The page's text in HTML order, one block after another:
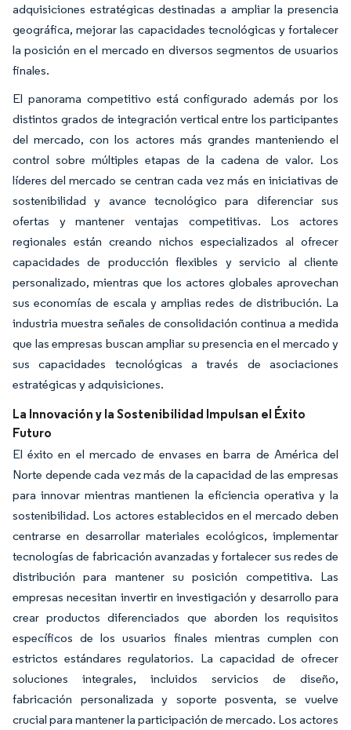
adquisiciones estratégicas destinadas a ampliar la presencia
geográfica, mejorar las capacidades tecnológicas y fortalecer
la posición en el mercado en diversos segmentos de usuarios
finales.
El panorama competitivo está configurado además por los
distintos grados de integración vertical entre los participantes
del mercado, con los actores más grandes manteniendo el
control sobre múltiples etapas de la cadena de valor. Los
líderes del mercado se centran cada vez más en iniciativas de
sostenibilidad y avance tecnológico para diferenciar sus
ofertas y mantener ventajas competitivas. Los actores
regionales están creando nichos especializados al ofrecer
capacidades de producción flexibles y servicio al cliente
personalizado, mientras que los actores globales aprovechan
sus economías de escala y amplias redes de distribución. La
industria muestra señales de consolidación continua a medida
que las empresas buscan ampliar su presencia en el mercado y
sus capacidades tecnológicas a través de asociaciones
estratégicas y adquisiciones.
La Innovación y la Sostenibilidad Impulsan el Éxito
Futuro
El éxito en el mercado de envases en barra de América del
Norte depende cada vez más de la capacidad de las empresas
para innovar mientras mantienen la eficiencia operativa y la
sostenibilidad. Los actores establecidos en el mercado deben
centrarse en desarrollar materiales ecológicos, implementar
tecnologías de fabricación avanzadas y fortalecer sus redes de
distribución para mantener su posición competitiva. Las
empresas necesitan invertir en investigación y desarrollo para
crear productos diferenciados que aborden los requisitos
específicos de los usuarios finales mientras cumplen con
estrictos estándares regulatorios. La capacidad de ofrecer
soluciones integrales, incluidos servicios de diseño,
fabricación personalizada y soporte posventa, se vuelve
crucial para mantener la participación de mercado. Los actores